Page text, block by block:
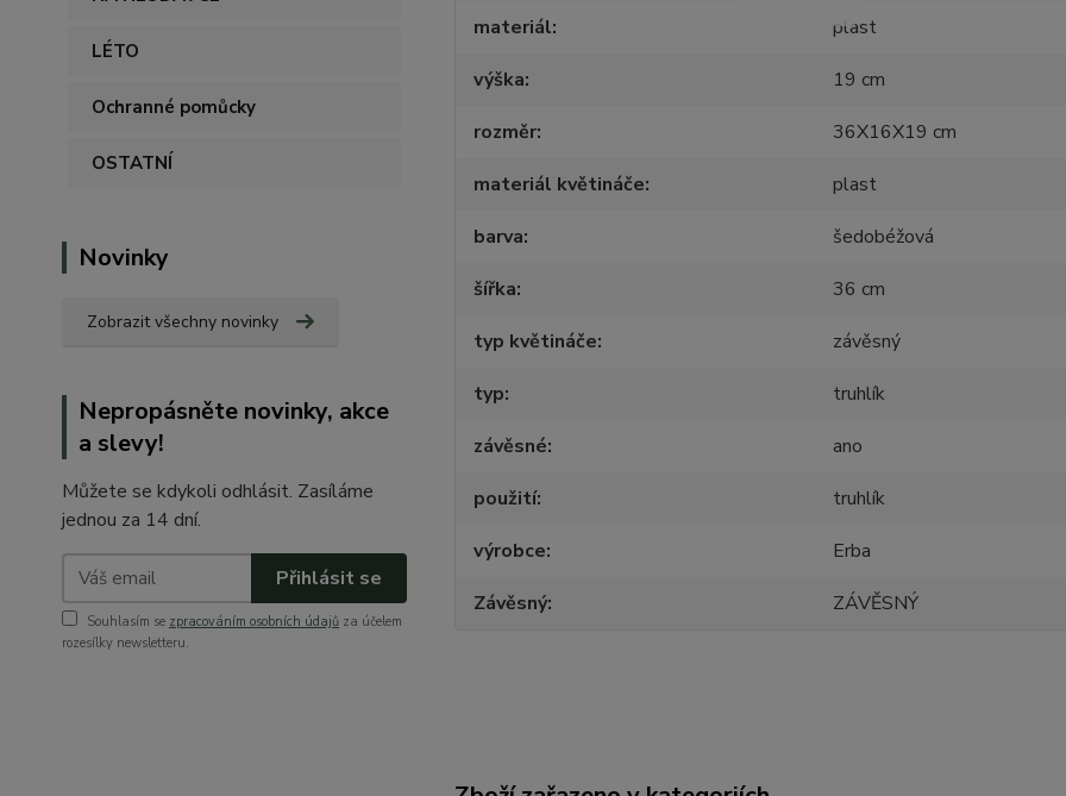
LÉTO
Ochranné pomůcky
OSTATNÍ
Novinky
Zobrazit všechny novinky
Nepropásněte novinky, akce
a slevy!
Můžete se kdykoli odhlásit. Zasíláme
jednou za 14 dní.
Přihlásit se
Souhlasím se zpracováním osobních údajů za účelem
rozesílky newsletteru.
materiál
plast
výška
19 cm
rozměr
36X16X19 cm
materiál květináče
plast
barva
šedobéžová
šířka
36 cm
typ květináče
závěsný
typ
truhlík
závěsné
ano
použití
truhlík
výrobce
Erba
Závěsný
ZÁVĚSNÝ